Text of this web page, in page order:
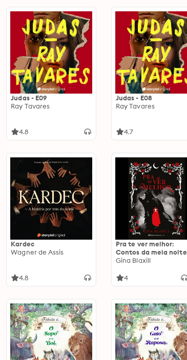
Judas - E09
Ray Tavares
4.8
Judas - E08
Ray Tavares
4.7
Kardec
Wagner de Assis
4.8
Pra te ver melhor:
Contos da meia noite
Gina Blaxill
4